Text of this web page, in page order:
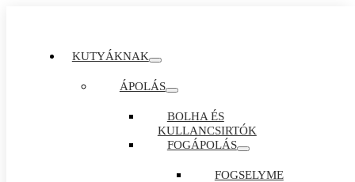
KUTYÁKNAK
ÁPOLÁS
BOLHA ÉS
KULLANCSIRTÓK
FOGÁPOLÁS
FOGSELYME